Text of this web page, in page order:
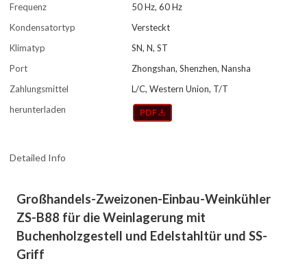
Frequenz
50 Hz, 60 Hz
Kondensatortyp
Versteckt
Klimatyp
SN, N, ST
Port
Zhongshan, Shenzhen, Nansha
Zahlungsmittel
L/C, Western Union, T/T
herunterladen
Detailed Info
Großhandels-Zweizonen-Einbau-Weinkühler
ZS-B88 für die Weinlagerung mit
Buchenholzgestell und Edelstahltür und SS-
Griff